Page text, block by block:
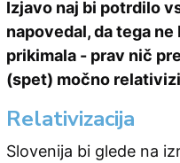
Izjavo naj bi potrdilo
napovedal, da tega
prikimala - prav nič
(spet) močno
Relativizacija
Slovenija bi glede na